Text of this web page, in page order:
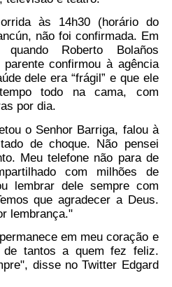
às 14h30 (horário do
não foi confirmada. Em
Roberto Bolaños
confirmou à agência
dele era “frágil” e que ele
todo na cama, com
por dia.
o Senhor Barriga, falou à
de choque. Não pensei
Meu telefone não para de
com milhões de
lembrar dele sempre com
que agradecer a Deus.
lembrança."
em meu coração e
tantos a quem fez feliz.
disse no Twitter Edgard